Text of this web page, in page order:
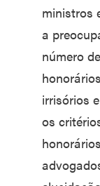
ministros
a
número
irrisórios
os